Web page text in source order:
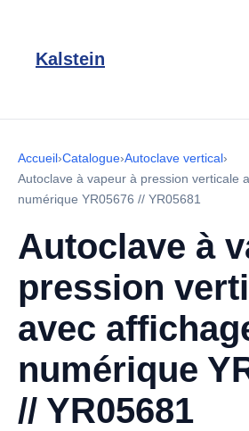
Kalstein
Accueil›Catalogue›Autoclave vertical›
Autoclave à vapeur à pression verticale
numérique YR05676 // YR05681
Autoclave à
pression
avec
numérique
// YR05681